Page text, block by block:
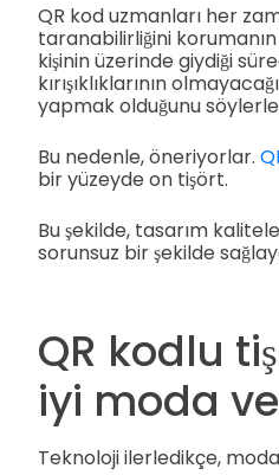
QR kod uzmanları her
taranabilirliğini
kişinin üzerinde giydiği
kırışıklıklarının
yapmak olduğunu
Bu nedenle, öneriyorlar.
bir yüzeyde on tişört.
Bu şekilde, tasarım
sorunsuz bir şekilde
QR kodlu
iyi moda
Teknoloji ilerledikçe,